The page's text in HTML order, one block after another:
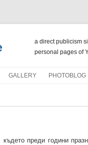
a direct publicism
personal pages of
GALLERY PHOTOBLOG
преди години